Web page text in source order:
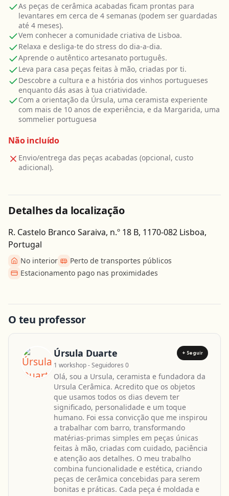
As peças de cerâmica acabadas ficam prontas para
levantares em cerca de 4 semanas (podem ser guardadas
até 4 meses).
Vem conhecer a comunidade criativa de Lisboa.
Relaxa e desliga-te do stress do dia-a-dia.
Aprende o autêntico artesanato português.
Leva para casa peças feitas à mão, criadas por ti.
Descobre a cultura e a história dos vinhos portugueses
enquanto dás asas à tua criatividade.
Com a orientação da Úrsula, uma ceramista experiente
com mais de 10 anos de experiência, e da Margarida, uma
sommelier portuguesa
Não incluído
Envio/entrega das peças acabadas (opcional, custo
adicional).
Detalhes da localização
R. Castelo Branco Saraiva, n.º 18 B, 1170-082 Lisboa,
Portugal
No interior
Perto de transportes públicos
Estacionamento pago nas proximidades
O teu professor
Úrsula Duarte + Seguir
1 workshop - Seguidores 0
Olá, sou a Ursula, ceramista e fundadora da
Ursula Cerâmica. Acredito que os objetos
que usamos todos os dias devem ter
significado, personalidade e um toque
humano. Foi essa convicção que me inspirou
a trabalhar com barro, transformando
matérias-primas simples em peças únicas
feitas à mão, criadas com cuidado, paciência
e atenção aos detalhes. O meu trabalho
combina funcionalidade e estética, criando
peças de cerâmica concebidas para serem
bonitas e práticas. Cada peça é moldada e